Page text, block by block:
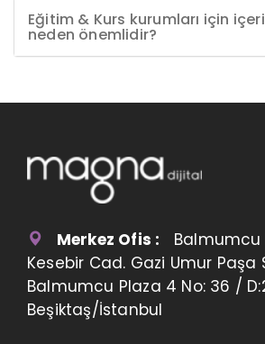
Eğitim & Kurs kurumları için
neden önemlidir?
Merkez Ofis : Balmumcu
Kesebir Cad. Gazi Umur Paşa
Balmumcu Plaza 4 No: 36 /
Beşiktaş/İstanbul